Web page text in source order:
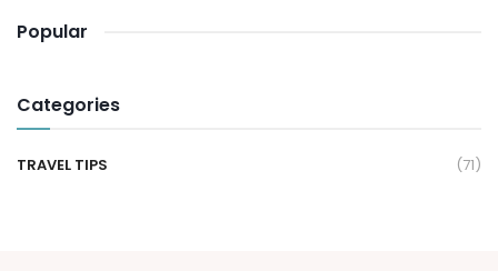
Popular
Categories
TRAVEL TIPS (71)